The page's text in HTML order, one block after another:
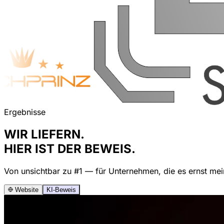
Ergebnisse
WIR LIEFERN.
HIER IST DER BEWEIS.
Von unsichtbar zu #1 — für Unternehmen, die es ernst
Website KI-Beweis